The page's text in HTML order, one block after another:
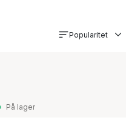
Popularitet
På lager